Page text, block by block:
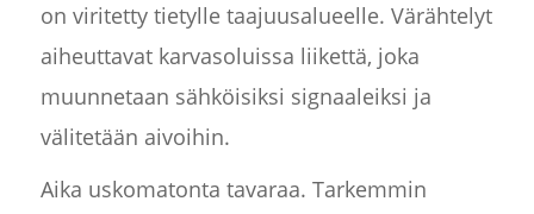
on viritetty tietylle taajuusalueelle. Värähtelyt
aiheuttavat karvasoluissa liikettä, joka
muunnetaan sähköisiksi signaaleiksi ja
välitetään aivoihin.
Aika uskomatonta tavaraa. Tarkemmin